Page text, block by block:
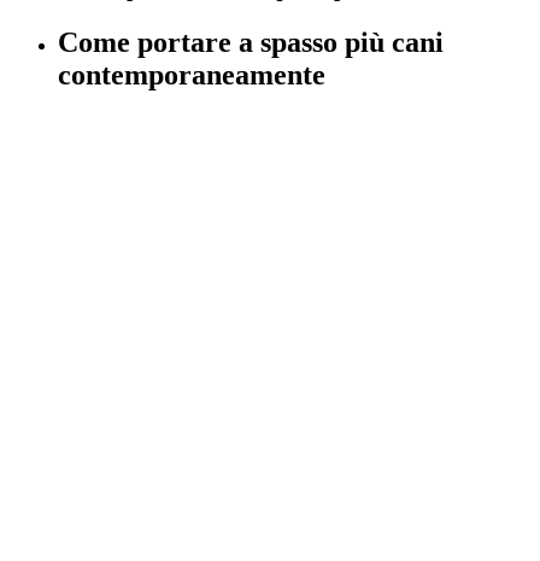
Come portare a spasso più cani
contemporaneamente